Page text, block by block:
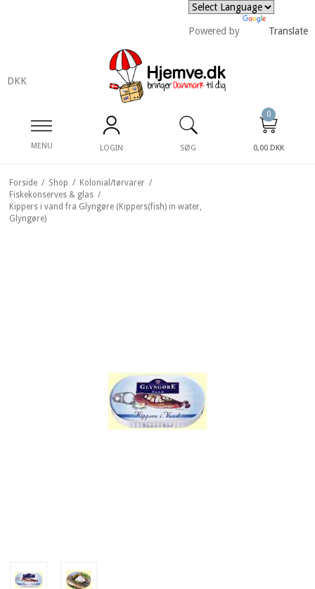
Powered by Translate
DKK
MENU LOGIN SØG
0
0,00 DKK
Forside / Shop / Kolonial/tørvarer /
Fiskekonserves & glas /
Kippers i vand fra Glyngøre (Kippers(fish) in water,
Glyngøre)